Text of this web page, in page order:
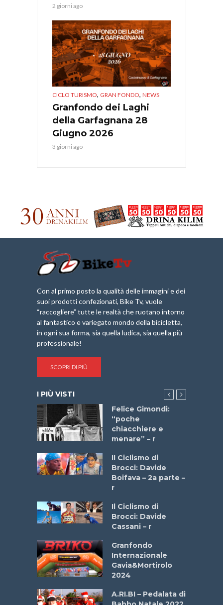
2 giorni ago
CICLO TURISMO, GRAN FONDO, NEWS
Granfondo dei Laghi
della Garfagnana 28
Giugno 2026
3 giorni ago
Con al primo posto la qualità delle immagini e dei
suoi prodotti confezionati, Bike Tv, vuole
“raccogliere” tutte le realtà che ruotano intorno
al fantastico e variegato mondo della bicicletta,
in ogni sua forma, sia quella ludica, sia quella più
professionale!
SCOPRI DI PIÙ
I PIÙ VISTI
Felice Gimondi:
“poche
chiacchiere e
menare” – r
Il Ciclismo di
Brocci: Davide
Boifava – 2a parte –
r
Il Ciclismo di
Brocci: Davide
Cassani – r
Granfondo
Internazionale
Gavia&Mortirolo
2024
A.RI.BI – Pedalata di